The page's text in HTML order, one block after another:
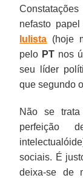
nefasto
lulista (hoje
pelo PT nos
seu líder
que segundo
Não se
perfeição
sociais. É
deixa-se de